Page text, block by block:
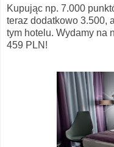
Kupując np. 7.000
teraz dodatkowo 3.500,
tym hotelu. Wydamy na
459 PLN!